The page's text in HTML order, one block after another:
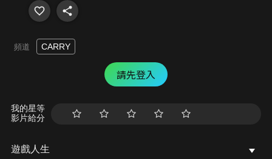
頻道 CARRY
請先登入
我的星等
影片給分
遊戲人生